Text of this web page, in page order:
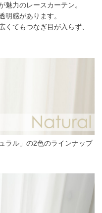
27,390 円 36,520
魅力のレースカーテン。
明感があります。
くてもつなぎ目が入らず、
ラル」の2色のラインナップ